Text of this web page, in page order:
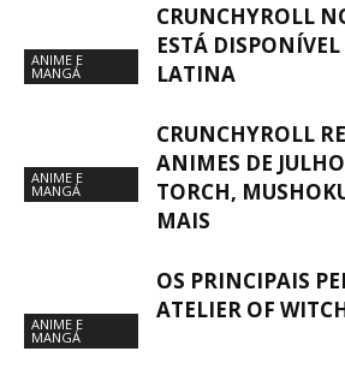
ANIME E
MANGÁ
CRUNCHYROLL
ESTÁ
LATINA
ANIME E
MANGÁ
CRUNCHYROLL
ANIMES DE
TORCH,
MAIS
ANIME E
MANGÁ
OS PRINCIPAIS
ATELIER OF